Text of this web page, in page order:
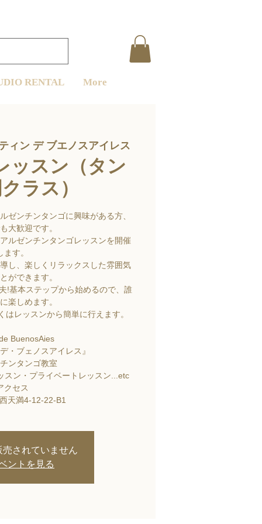
RENTAL More
ィン デ ブエノスアイレス
ッスン（タン
ラス）
ゼンチンタンゴに興味がある方、
大歓迎です。
ルゼンチンタンゴレッスンを開催
ます。
し、楽しくリラックスした雰囲気
ができます。
!基本ステップから始めるので、誰
楽しめます。
はレッスンから簡単に行えます。
BuenosAies
・ブェノスアイレス』
ンタンゴ教室
スン・プライベートレッスン...etc
クセス
天満4-12-22-B1
売されていません
ントを見る